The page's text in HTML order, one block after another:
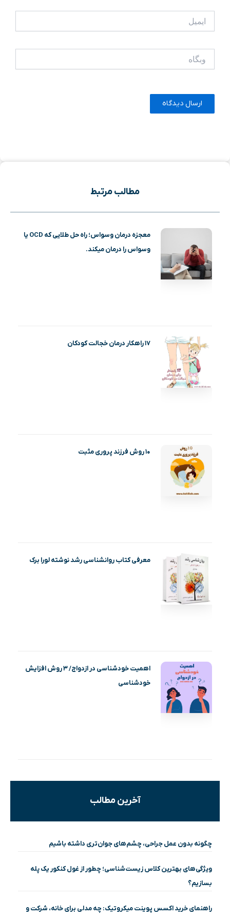
مطالب مرتبط
معجزه درمان وسواس؛ راه حل طلایی که OCD یا
وسواس را درمان میکند.
۱۷ راهکار درمان خجالت کودکان
۱۰ روش فرزند پروری مثبت
معرفی کتاب روانشناسی رشد نوشته لورا برک
اهمیت خودشناسی در ازدواج/ ۳ روش افزایش
خودشناسی
آخرین مطالب
چگونه بدون عمل جراحی، چشم‌های جوان‌تری داشته باشیم
ویژگی‌های بهترین کلاس زیست‌شناسی؛ چطور از غول کنکور یک پله
بسازیم؟
راهنمای خرید اکسس پوینت میکروتیک: چه مدلی برای خانه، شرکت و